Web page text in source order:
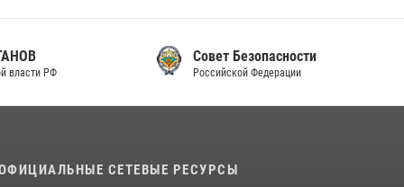
Совет Безопасности
Российской Федерации
СЕТЕВЫЕ РЕСУРСЫ